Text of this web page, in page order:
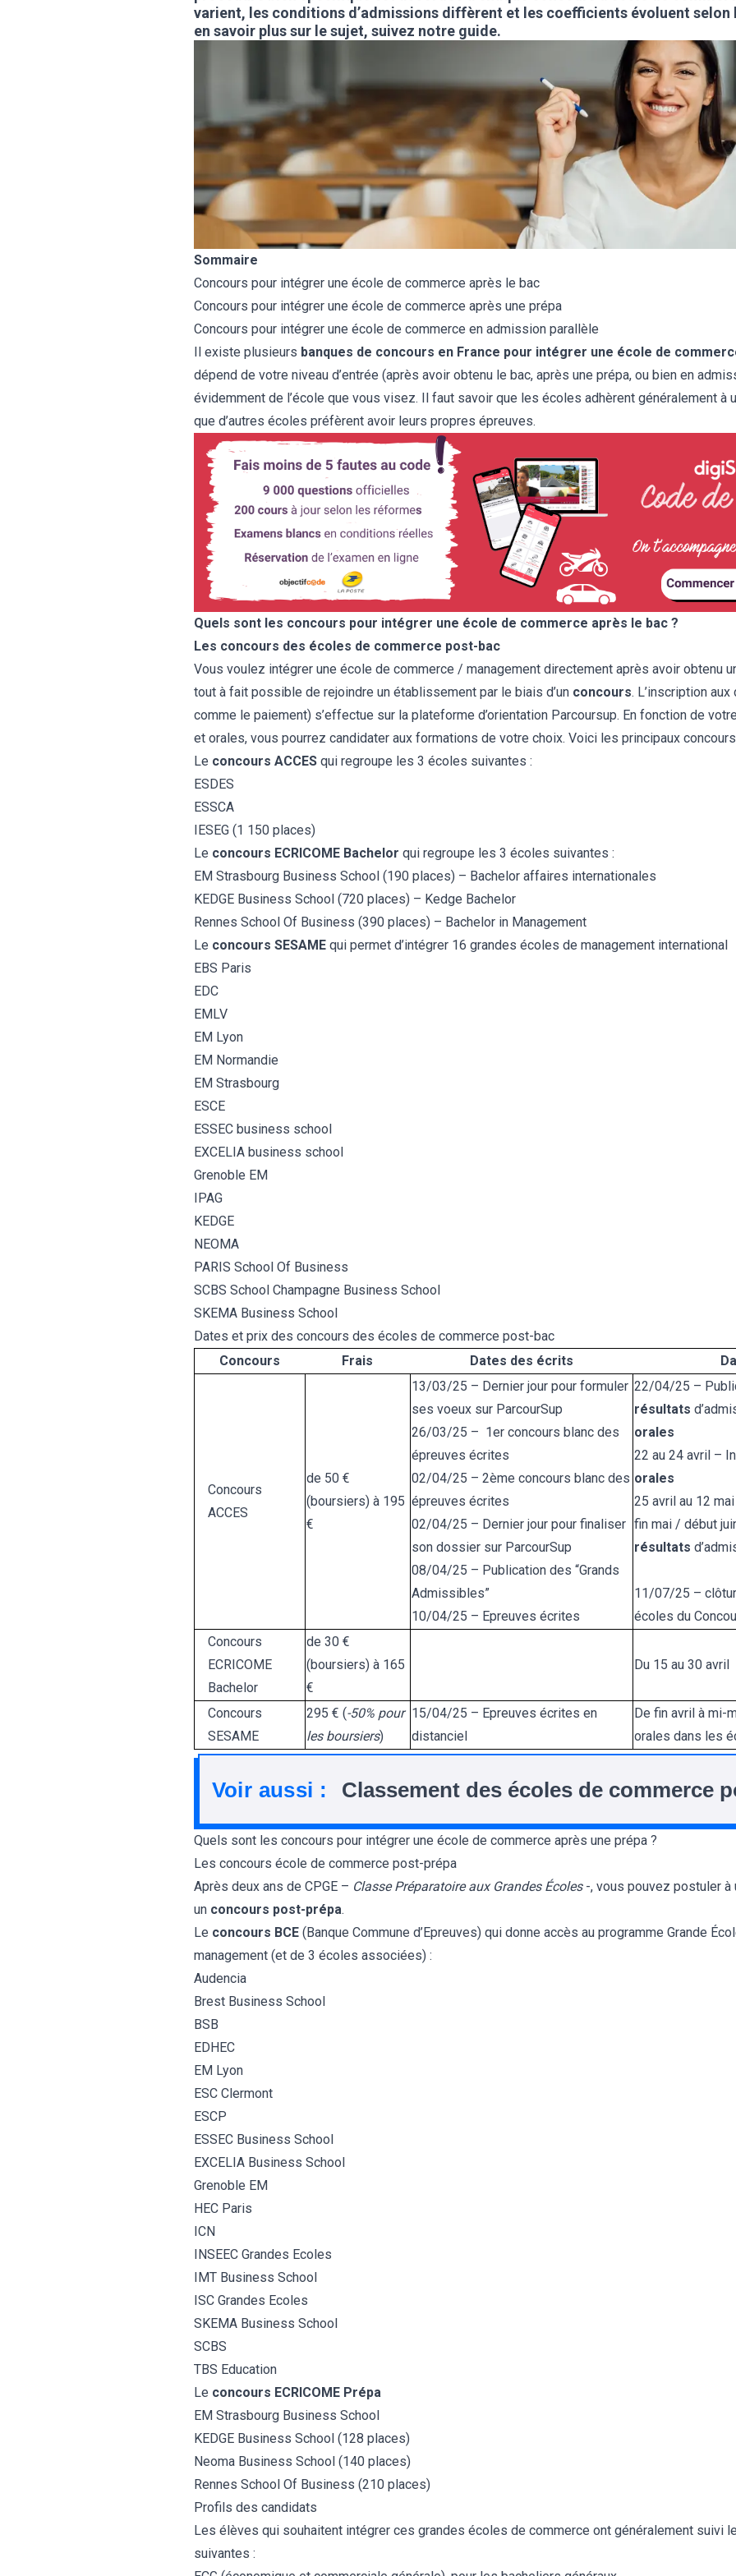
varient, les conditions d’admissions diffèrent et les coefficients évoluent selon
en savoir plus sur le sujet, suivez notre guide.
Sommaire
Concours pour intégrer une école de commerce après le bac
Concours pour intégrer une école de commerce après une prépa
Concours pour intégrer une école de commerce en admission parallèle
Il existe plusieurs banques de concours en France pour intégrer une école de
dépend de votre niveau d’entrée (après avoir obtenu le bac, après une prépa, ou bien en
évidemment de l’école que vous visez. Il faut savoir que les écoles adhèrent généralement à
que d’autres écoles préfèrent avoir leurs propres épreuves.
Quels sont les concours pour intégrer une école de commerce après le bac ?
Les concours des écoles de commerce post-bac
Vous voulez intégrer une école de commerce / management directement après avoir obtenu
tout à fait possible de rejoindre un établissement par le biais d’un concours. L’inscription
comme le paiement) s’effectue sur la plateforme d’orientation Parcoursup. En fonction de
et orales, vous pourrez candidater aux formations de votre choix. Voici les principaux
Le concours ACCES qui regroupe les 3 écoles suivantes :
ESDES
ESSCA
IESEG (1 150 places)
Le concours ECRICOME Bachelor qui regroupe les 3 écoles suivantes :
EM Strasbourg Business School (190 places) – Bachelor affaires internationales
KEDGE Business School (720 places) – Kedge Bachelor
Rennes School Of Business (390 places) – Bachelor in Management
Le concours SESAME qui permet d’intégrer 16 grandes écoles de management international
EBS Paris
EDC
EMLV
EM Lyon
EM Normandie
EM Strasbourg
ESCE
ESSEC business school
EXCELIA business school
Grenoble EM
IPAG
KEDGE
NEOMA
PARIS School Of Business
SCBS School Champagne Business School
SKEMA Business School
Dates et prix des concours des écoles de commerce post-bac
Concours
Frais Dates des écrits
Concours
ACCES
de 50 €
(boursiers) à 195
€
13/03/25 – Dernier jour pour formuler
ses voeux sur ParcourSup
26/03/25 – 1er concours blanc des
épreuves écrites
02/04/25 – 2ème concours blanc des
épreuves écrites
02/04/25 – Dernier jour pour finaliser
son dossier sur ParcourSup
08/04/25 – Publication des “Grands
Admissibles”
10/04/25 – Epreuves écrites
22/04/25 –
résultats
orales
22 au 24 avril –
orales
25 avril au 12
fin mai / début
résultats
11/07/25 –
écoles du
Concours
ECRICOME
Bachelor
de 30 €
(boursiers) à 165
€
Du 15 au 30 avril
Concours
SESAME
295 € (-50% pour
les boursiers)
15/04/25 – Epreuves écrites en
distanciel
De fin avril à mi-
orales dans les
Voir aussi : Classement des écoles de commerce
Quels sont les concours pour intégrer une école de commerce après une prépa ?
Les concours école de commerce post-prépa
Après deux ans de CPGE – Classe Préparatoire aux Grandes Écoles-, vous pouvez postuler à
un concours post-prépa.
Le concours BCE (Banque Commune d’Epreuves) qui donne accès au programme Grande
management (et de 3 écoles associées) :
Audencia
Brest Business School
BSB
EDHEC
EM Lyon
ESC Clermont
ESCP
ESSEC Business School
EXCELIA Business School
Grenoble EM
HEC Paris
ICN
INSEEC Grandes Ecoles
IMT Business School
ISC Grandes Ecoles
SKEMA Business School
SCBS
TBS Education
Le concours ECRICOME Prépa
EM Strasbourg Business School
KEDGE Business School (128 places)
Neoma Business School (140 places)
Rennes School Of Business (210 places)
Profils des candidats
Les élèves qui souhaitent intégrer ces grandes écoles de commerce ont généralement suivi
suivantes :